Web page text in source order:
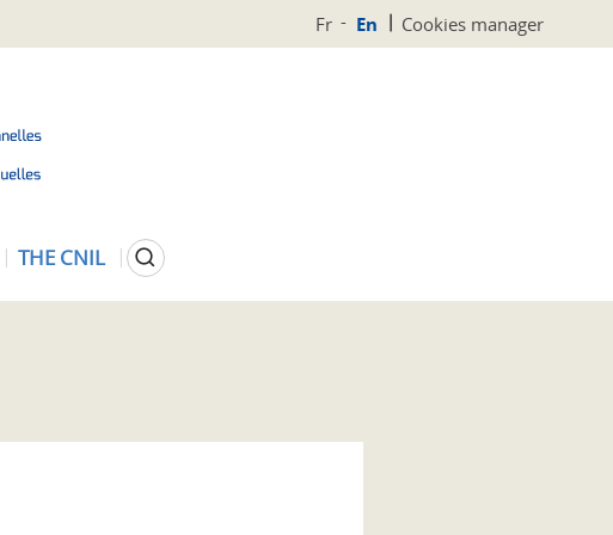
Fr En Cookies manager
i
THE CNIL Search